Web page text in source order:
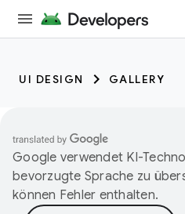
UI DESIGN GALLERY
Google verwendet KI-
bevorzugte Sprache zu
können Fehler enthalten.